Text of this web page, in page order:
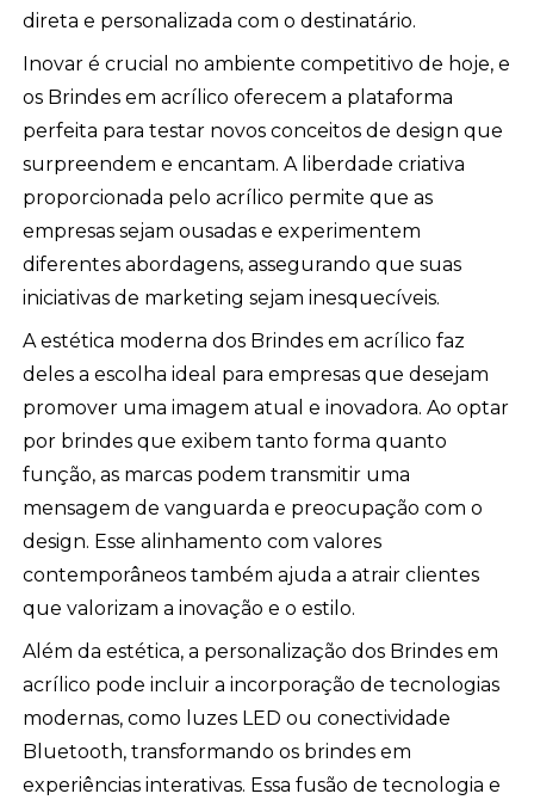
direta e personalizada com o destinatário.
Inovar é crucial no ambiente competitivo de hoje, e
os Brindes em acrílico oferecem a plataforma
perfeita para testar novos conceitos de design que
surpreendem e encantam. A liberdade criativa
proporcionada pelo acrílico permite que as
empresas sejam ousadas e experimentem
diferentes abordagens, assegurando que suas
iniciativas de marketing sejam inesquecíveis.
A estética moderna dos Brindes em acrílico faz
deles a escolha ideal para empresas que desejam
promover uma imagem atual e inovadora. Ao optar
por brindes que exibem tanto forma quanto
função, as marcas podem transmitir uma
mensagem de vanguarda e preocupação com o
design. Esse alinhamento com valores
contemporâneos também ajuda a atrair clientes
que valorizam a inovação e o estilo.
Além da estética, a personalização dos Brindes em
acrílico pode incluir a incorporação de tecnologias
modernas, como luzes LED ou conectividade
Bluetooth, transformando os brindes em
experiências interativas. Essa fusão de tecnologia e